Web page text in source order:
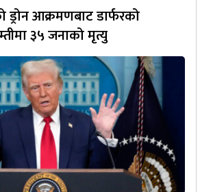
ड्रोन आक्रमणबाट डार्फरको
३५ जनाको मृत्यु